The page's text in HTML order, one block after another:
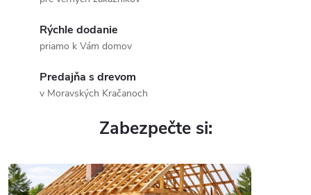
s
Rýchle dodanie
priamo k Vám domov
Predajňa s drevom
v Moravských Kračanoch
Zabezpečte si: